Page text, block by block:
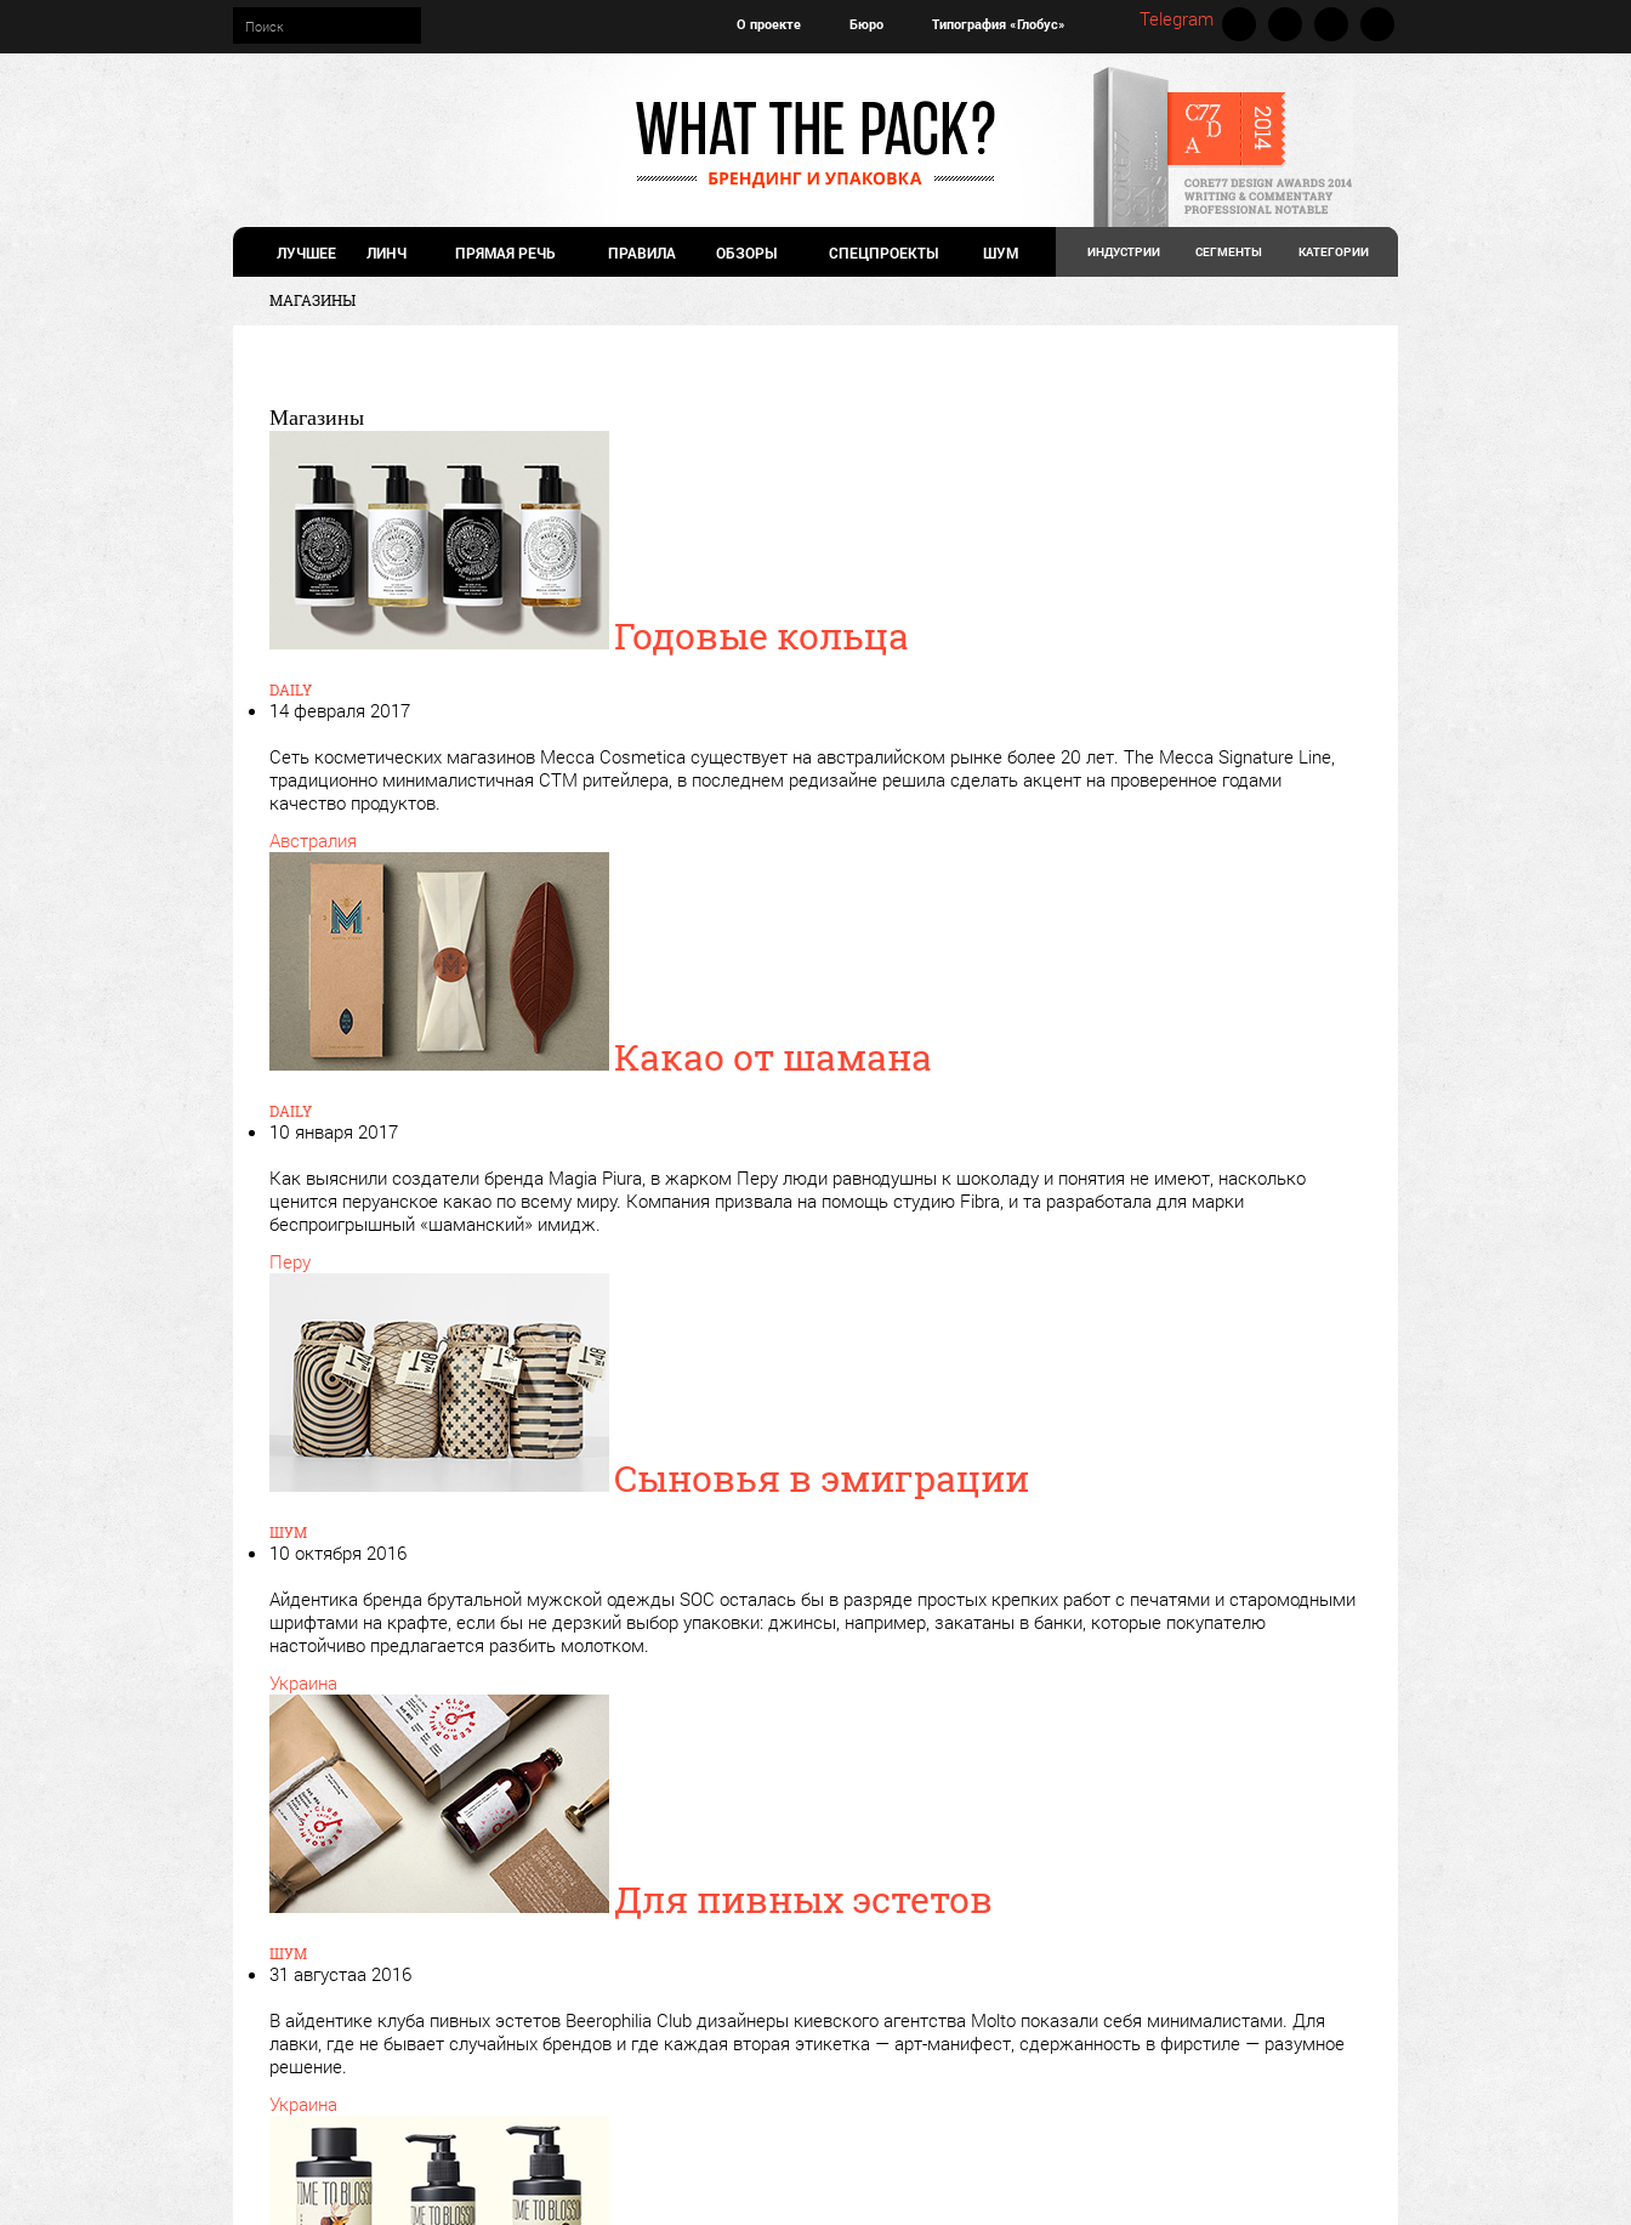
О проекте Бюро Типография «Глобус» Telegram
ЛУЧШЕЕ ЛИНЧ ПРЯМАЯ РЕЧЬ ПРАВИЛА ОБЗОРЫ СПЕЦПРОЕКТЫ ШУМ ИНДУСТРИИ СЕГМЕНТЫ КАТЕГОРИИ
МАГАЗИНЫ
Магазины
Годовые кольца
DAILY
14 февраля 2017
Сеть косметических магазинов Mecca Cosmetica существует на австралийском рынке более 20 лет. The Mecca Signature Line,
традиционно минималистичная СТМ ритейлера, в последнем редизайне решила сделать акцент на проверенное годами
качество продуктов.
Австралия
Какао от шамана
DAILY
10 января 2017
Как выяснили создатели бренда Magia Piura, в жарком Перу люди равнодушны к шоколаду и понятия не имеют, насколько
ценится перуанское какао по всему миру. Компания призвала на помощь студию Fibra, и та разработала для марки
беспроигрышный «шаманский» имидж.
Перу
Сыновья в эмиграции
ШУМ
10 октября 2016
Айдентика бренда брутальной мужской одежды SOC осталась бы в разряде простых крепких работ с печатями и старомодными
шрифтами на крафте, если бы не дерзкий выбор упаковки: джинсы, например, закатаны в банки, которые покупателю
настойчиво предлагается разбить молотком.
Украина
Для пивных эстетов
ШУМ
31 августаа 2016
В айдентике клуба пивных эстетов Beerophilia Club дизайнеры киевского агентства Мolto показали себя минималистами. Для
лавки, где не бывает случайных брендов и где каждая вторая этикетка — арт-манифест, сдержанность в фирстиле — разумное
решение.
Украина